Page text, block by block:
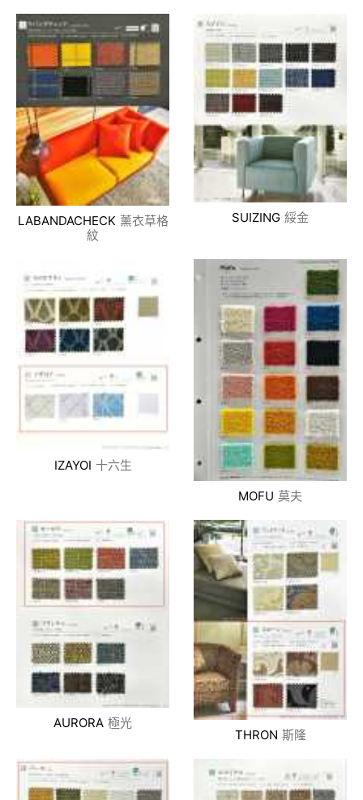
LABANDACHECK 薰衣草格
紋
SUIZING 綏金
IZAYOI 十六生
MOFU 莫夫
AURORA 極光
THRON 斯隆